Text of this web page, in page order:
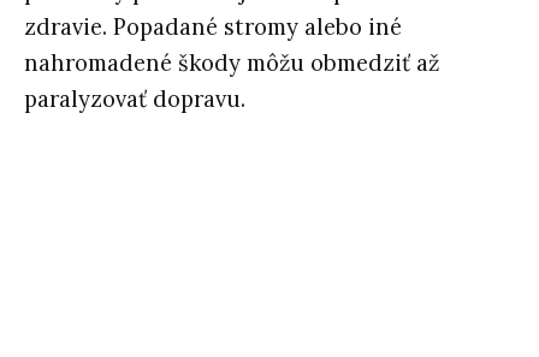
zdravie. Popadané stromy alebo iné
nahromadené škody môžu obmedziť až
paralyzovať dopravu.